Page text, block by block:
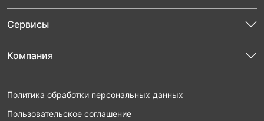
Сервисы
Компания
Политика обработки персональных данных
Пользовательское соглашение